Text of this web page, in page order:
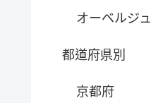
オーベルジュ
都道府県別
京都府